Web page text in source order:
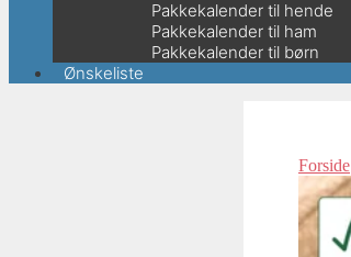
Pakkekalender til hende
Pakkekalender til ham
Pakkekalender til børn
Ønskeliste
Forside